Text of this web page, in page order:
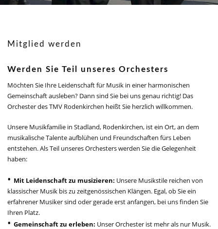
Mitglied werden
Werden Sie Teil unseres Orchesters
Möchten Sie Ihre Leidenschaft für Musik in einer harmonischen
Gemeinschaft ausleben? Dann sind Sie bei uns genau richtig! Das
Orchester des TMV Rodenkirchen heißt Sie herzlich willkommen.
Unsere Musikfamilie in Stadland, Rodenkirchen, ist ein Ort, an dem
musikalische Talente aufblühen und Freundschaften fürs Leben
entstehen. Als Teil unseres Orchesters werden Sie die Gelegenheit
haben:
Mit Leidenschaft zu musizieren: Unsere Musikstile reichen von
klassischer Musik bis zu zeitgenössischen Klängen. Egal, ob Sie ein
erfahrener Musiker sind oder gerade erst anfangen, bei uns finden Sie
Ihren Platz.
Gemeinschaft zu erleben: Unser Orchester ist mehr als nur Musik.